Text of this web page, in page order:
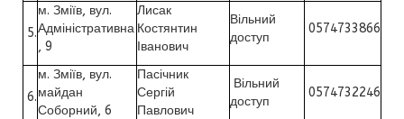
5.
м. Зміїв, вул.
Адміністративна
, 9
Лисак
Костянтин
Іванович
Вільний
доступ
0574733866
6.
м. Зміїв, вул.
майдан
Соборний, 6
Пасічник
Сергій
Павлович
Вільний
доступ
0574732246